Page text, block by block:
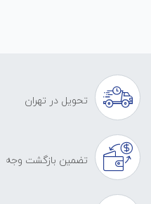
تحویل در تهران
تضمین بازگشت وجه